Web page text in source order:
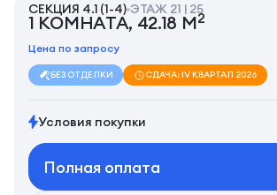
СЕКЦИЯ 4.1 (1-4) ЭТАЖ 21 | 25
1 КОМНАТА, 42.18 М2
Цена по запросу
БЕЗ ОТДЕЛКИ СДАЧА: IV КВАРТАЛ 2026
Условия покупки
Полная оплата